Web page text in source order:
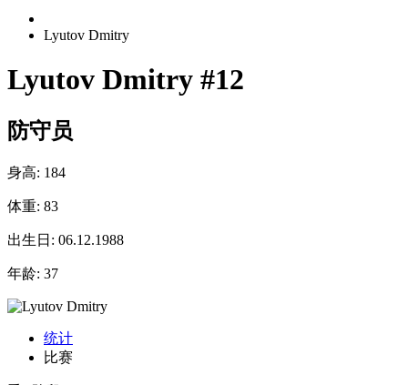
Lyutov Dmitry
Lyutov Dmitry #12
防守员
身高: 184
体重: 83
出生日: 06.12.1988
年龄: 37
统计
比赛